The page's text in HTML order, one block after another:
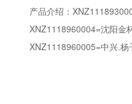
产品介绍：
XNZ1118960004=沈阳金
XNZ1118960005=中兴.